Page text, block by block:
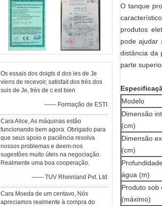
Os essais dos doigts d dos les de Je
viens de recevoir, satisfait dos très dos
suis de Je, très de c est bien
—— Formação de ESTI
Cara Alice, As máquinas estão
funcionando bem agora. Obrigado para
que seus apoio e paciência resolva
nossos problemas e deem-nos
sugestões muito úteis na negociação.
Realmente uma boa cooperação.
—— TUV Rheinland Pvt. Ltd
Cara Moeda de um centavo, Nós
apreciamos realmente à compra do
O tanque
produtos
pode ajudar
distância da
parte
Modelo
Dimensão
(cm)
Dimensão
(cm)
água (m)
Produto sob
(máximo)